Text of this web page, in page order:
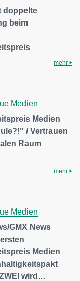
doppelte
beim
mehr
Medien
Medien
/ Vertrauen
Raum
mehr
Medien
GMX News
Medien
wird…